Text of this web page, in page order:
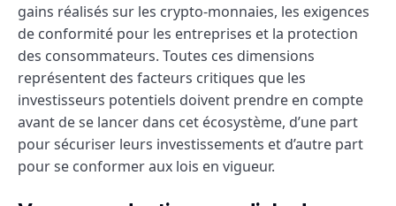
gains réalisés sur les crypto-monnaies, les exigences
de conformité pour les entreprises et la protection
des consommateurs. Toutes ces dimensions
représentent des facteurs critiques que les
investisseurs potentiels doivent prendre en compte
avant de se lancer dans cet écosystème, d’une part
pour sécuriser leurs investissements et d’autre part
pour se conformer aux lois en vigueur.